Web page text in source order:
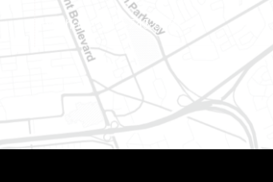
Téléphone : 613-745-8387